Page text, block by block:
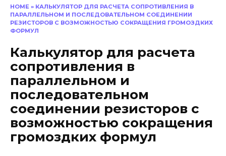
HOME » КАЛЬКУЛЯТОР ДЛЯ РАСЧЕТА СОПРОТИВЛЕНИЯ В
ПАРАЛЛЕЛЬНОМ И ПОСЛЕДОВАТЕЛЬНОМ СОЕДИНЕНИИ
РЕЗИСТОРОВ С ВОЗМОЖНОСТЬЮ СОКРАЩЕНИЯ ГРОМОЗДКИХ
ФОРМУЛ
Калькулятор для расчета
сопротивления в
параллельном и
последовательном
соединении резисторов с
возможностью сокращения
громоздких формул